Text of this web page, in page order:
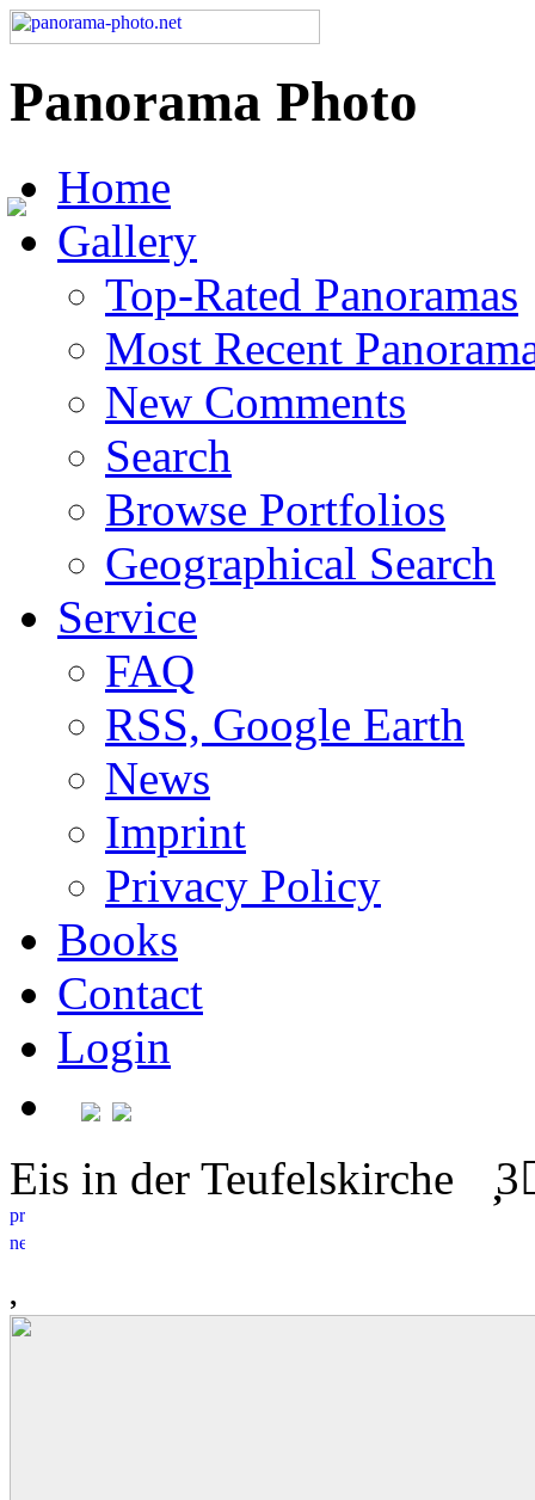
Panorama Photo
Home
Gallery
Top-Rated Panoramas
Most Recent
New Comments
Search
Browse Portfolios
Geographical Search
Service
FAQ
RSS, Google Earth
News
Imprint
Privacy Policy
Books
Contact
Login
Eis in der Teufelskirche 3